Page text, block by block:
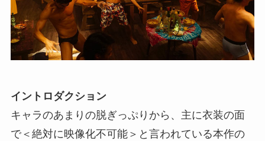
イントロダクション
キャラのあまりの脱ぎっぷりから、主に衣装の面
で＜絶対に映像化不可能＞と言われている本作の